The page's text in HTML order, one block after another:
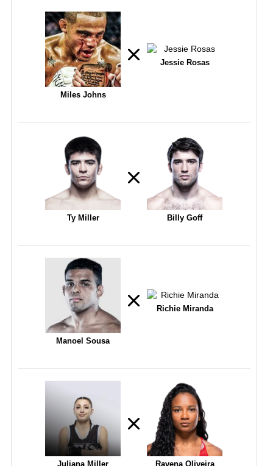
Miles Johns
Jessie Rosas
Ty Miller Billy Goff
Manoel Sousa
Richie Miranda
Juliana Miller Ravena Oliveira